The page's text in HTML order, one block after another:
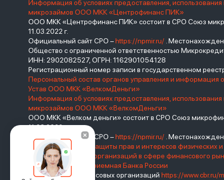
Информация об условиях предоставления,
микрозаймов ООО МКК «Центрофинанс ПИК»
ООО МКК «Центрофинанс ПИК» состоит в СРО Союз
11.03.2022 г.
Официальный сайт СРО –https://npmir.ru/ .
Общество с ограниченной ответственностью
ИНН: 2902082527, ОГРН: 1162901054128
Регистрационный номер записи в государственном
Персональный состав органов управления и
Устав ООО МКК «ВелкомДеньги»
Информация об условиях предоставления,
микрозаймов ООО МКК «ВелкомДеньги»
ООО МКК «Велком деньги» состоит в СРО Союз
11.03.2022 г.
Официальный сайт СРО –https://npmir.ru/ .
Базовый стандарт защиты прав и интересов
саморегулируемых организаций в сфере финансового
РоссииИнтернет-приемная Банка России
Реестр микрофинансовых организаций https://www.cbr.ru/